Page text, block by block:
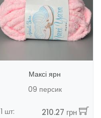
Максі ярн
09 персик
1 шт:
210.27 грн